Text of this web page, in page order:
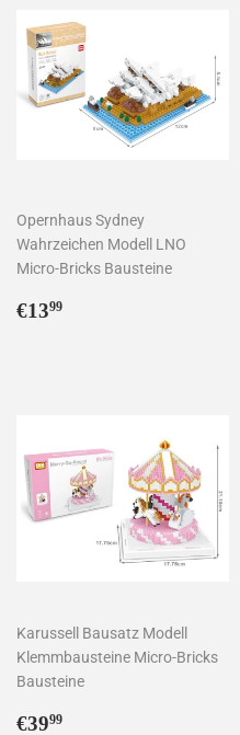
Opernhaus Sydney
Wahrzeichen Modell LNO
Micro-Bricks Bausteine
Normaler
€1399
Karussell Bausatz Modell
Klemmbausteine Micro-Bricks
Bausteine
Normaler
€3999